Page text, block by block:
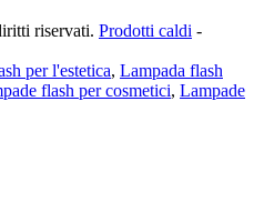
riservati. Prodotti caldi -
per l'estetica, Lampada flash
flash per cosmetici, Lampade